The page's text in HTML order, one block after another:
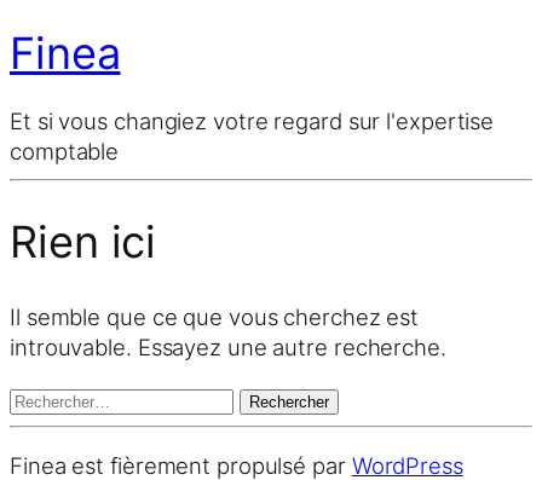
Finea
Et si vous changiez votre regard sur l'expertise
comptable
Rien ici
Il semble que ce que vous cherchez est
introuvable. Essayez une autre recherche.
Rechercher :
Finea est fièrement propulsé par WordPress